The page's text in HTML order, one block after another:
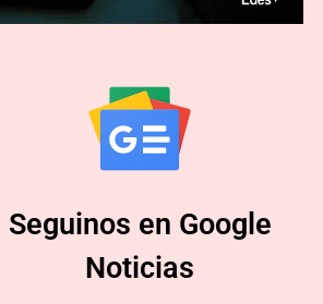
Seguinos en Google
Noticias